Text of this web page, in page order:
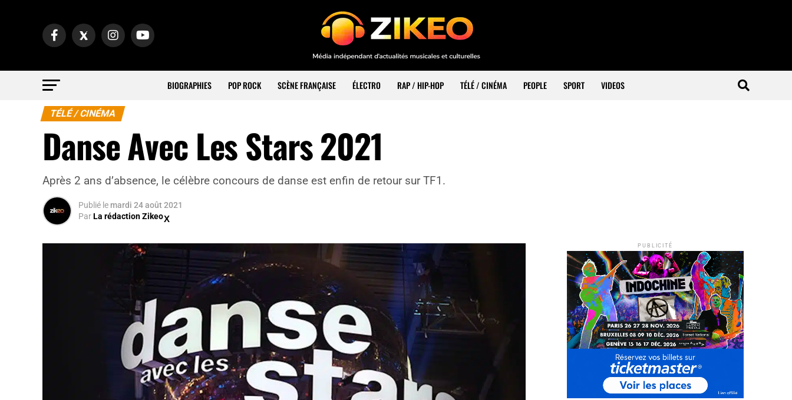
BIOGRAPHIES POP ROCK SCÈNE FRANÇAISE ÉLECTRO RAP / HIP-HOP TÉLÉ / CINÉMA PEOPLE SPORT VIDEOS
TÉLÉ / CINÉMA
Danse Avec Les Stars 2021
Après 2 ans d’absence, le célèbre concours de danse est enfin de retour sur TF1.
Publié le mardi 24 août 2021
ParLa rédaction Zikeo
PUBLICITÉ